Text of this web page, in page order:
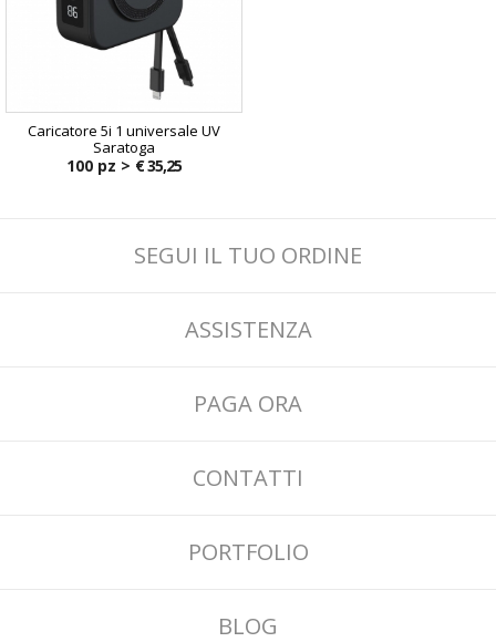
Caricatore 5i 1 universale UV
Saratoga
100 pz > € 35,25
SEGUI IL TUO ORDINE
ASSISTENZA
PAGA ORA
CONTATTI
PORTFOLIO
BLOG